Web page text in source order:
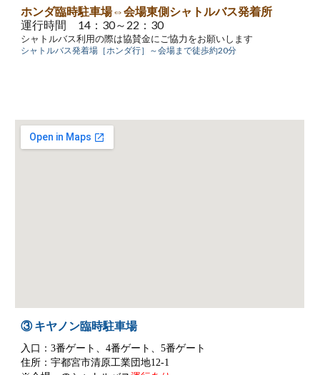
ホンダ臨時駐車場⇔会場東側シャトルバス発着所
運行時間 14 ：30～22：30
シャトルバス利用の際は協賛金にご協力をお願いします
シャトルバス発着場［ホンダ行］～会場まで徒歩約20分
③ キヤノン臨時駐車場
入口：3番ゲート、4番ゲート、5番ゲート
住所：宇都宮市清原工業団地12-1